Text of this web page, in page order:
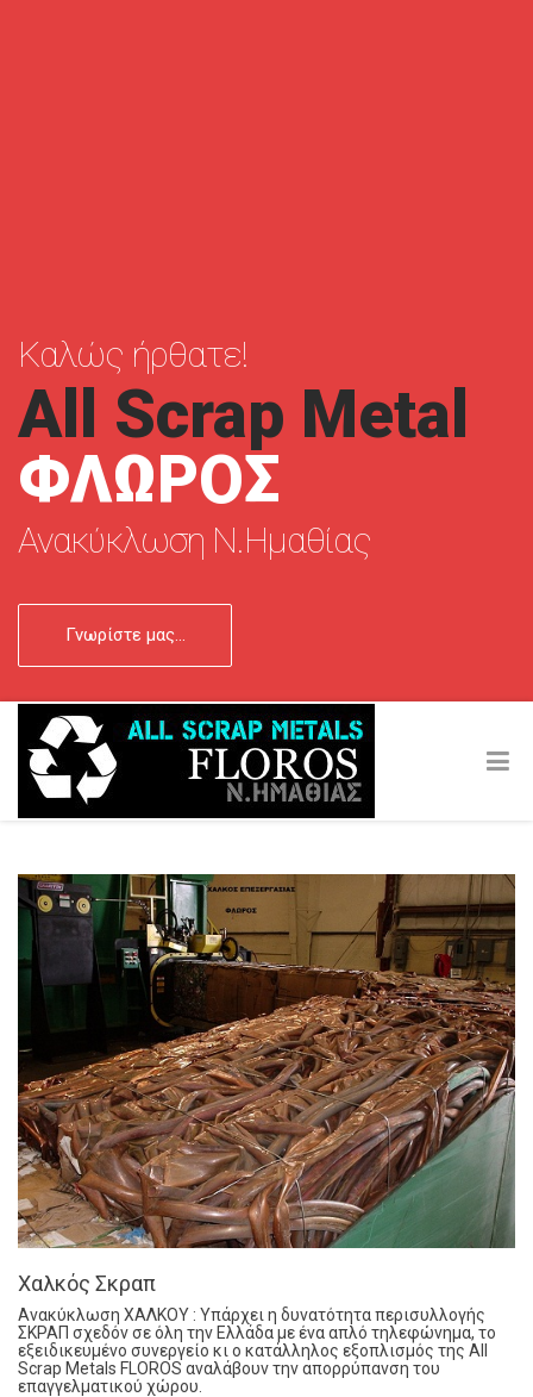
Καλώς ήρθατε!
All Scrap Metal
ΦΛΩΡΟΣ
Ανακύκλωση Ν.Ημαθίας
Γνωρίστε μας...
Χαλκός Σκραπ
Ανακύκλωση ΧΑΛΚΟΥ : Υπάρχει η δυνατότητα περισυλλογής
ΣΚΡΑΠ σχεδόν σε όλη την Ελλάδα με ένα απλό τηλεφώνημα, το
εξειδικευμένο συνεργείο κι ο κατάλληλος εξοπλισμός της All
Scrap Metals FLOROS αναλάβουν την απορρύπανση του
επαγγελματικού χώρου.